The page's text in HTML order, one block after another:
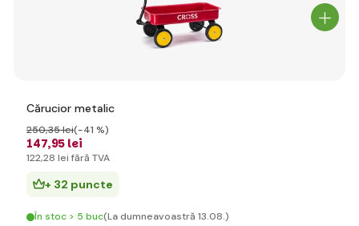
Cărucior metalic
147,95 lei
250,35 lei(-41 %)
122,28 lei fără TVA
+ 32 puncte
În stoc > 5 buc(La dumneavoastră 13.08.)